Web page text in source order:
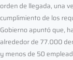
orden de llegada, una
cumplimiento de los
Gobierno apuntó que,
alrededor de 77.000
y menos de 50